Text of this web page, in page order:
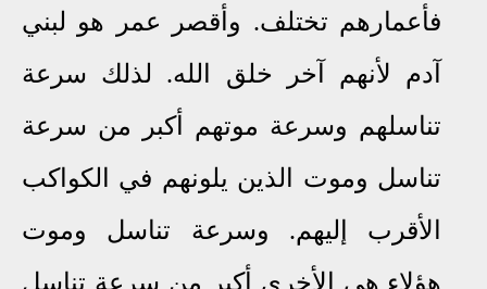
فأعمارهم تختلف. وأقصر عمر هو لبني
آدم لأنهم آخر خلق الله. لذلك سرعة
تناسلهم وسرعة موتهم أكبر من سرعة
تناسل وموت الذين يلونهم في الكواكب
الأقرب إليهم. وسرعة تناسل وموت
هؤلاء هي الأخرى أكبر من سرعة تناسل